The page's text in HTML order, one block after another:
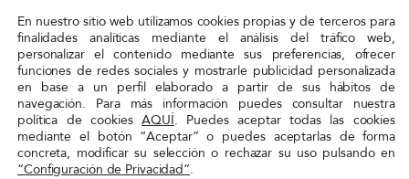
Red
Acoge
Inicio»Actualidad» Presentación del Informe:
Inmigracionalismo 4
En nuestro sitio web utilizamos cookies propias y de terceros para
finalidades analíticas mediante el análisis del tráfico web,
personalizar el contenido mediante sus preferencias, ofrecer
funciones de redes sociales y mostrarle publicidad personalizada
en base a un perfil elaborado a partir de sus hábitos de
navegación. Para más información puedes consultar nuestra
política de cookiesAQUÍ. Puedes aceptar todas las cookies
mediante el botón “Aceptar” o puedes aceptarlas de forma
concreta, modificar su selección o rechazar su uso pulsando en
“Configuración de Privacidad”.